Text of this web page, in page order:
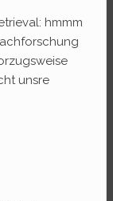
hmmm
unsre